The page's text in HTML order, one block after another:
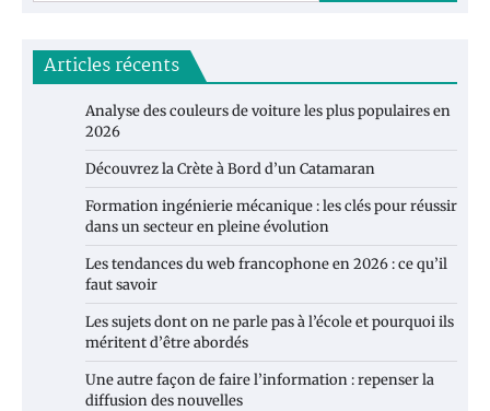
Articles récents
Analyse des couleurs de voiture les plus populaires en
2026
Découvrez la Crète à Bord d’un Catamaran
Formation ingénierie mécanique : les clés pour réussir
dans un secteur en pleine évolution
Les tendances du web francophone en 2026 : ce qu’il
faut savoir
Les sujets dont on ne parle pas à l’école et pourquoi ils
méritent d’être abordés
Une autre façon de faire l’information : repenser la
diffusion des nouvelles